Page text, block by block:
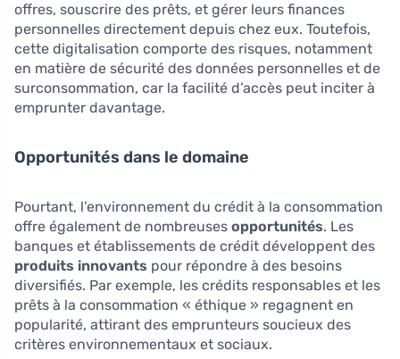
offres, souscrire des prêts, et gérer leurs finances
personnelles directement depuis chez eux. Toutefois,
cette digitalisation comporte des risques, notamment
en matière de sécurité des données personnelles et de
surconsommation, car la facilité d’accès peut inciter à
emprunter davantage.
Opportunités dans le domaine
Pourtant, l’environnement du crédit à la consommation
offre également de nombreuses opportunités. Les
banques et établissements de crédit développent des
produits innovants pour répondre à des besoins
diversifiés. Par exemple, les crédits responsables et les
prêts à la consommation « éthique » regagnent en
popularité, attirant des emprunteurs soucieux des
critères environnementaux et sociaux.